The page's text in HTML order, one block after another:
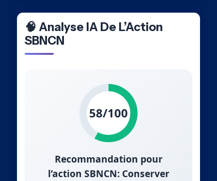
🧠 Analyse IA De L’Action
SBNCN
58/100
Recommandation pour
l’action SBNCN: Conserver